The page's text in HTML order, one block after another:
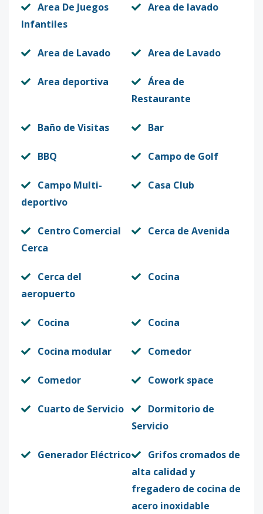
Area De Juegos
Infantiles
Area de lavado
Area de Lavado Area de Lavado
Area deportiva
Área de
Restaurante
Baño de Visitas Bar
BBQ Campo de Golf
Campo Multi-
deportivo
Casa Club
Centro Comercial
Cerca
Cerca de Avenida
Cerca del
aeropuerto
Cocina
Cocina Cocina
Cocina modular Comedor
Comedor Cowork space
Cuarto de Servicio
Dormitorio de
Servicio
Generador Eléctrico
Grifos cromados de
alta calidad y
fregadero de cocina de
acero inoxidable